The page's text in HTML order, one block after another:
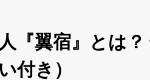
『翼宿』とは？
付き）